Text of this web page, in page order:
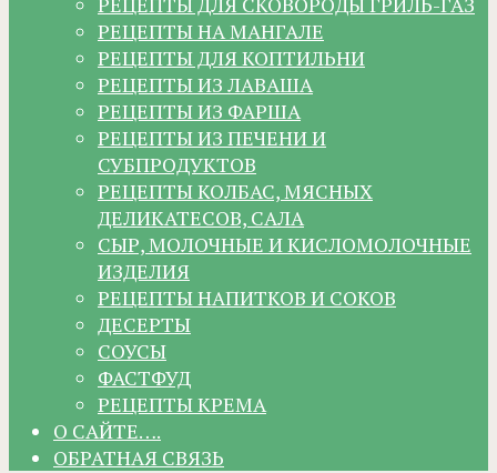
РЕЦЕПТЫ НА МАНГАЛЕ
РЕЦЕПТЫ ДЛЯ КОПТИЛЬНИ
РЕЦЕПТЫ ИЗ ЛАВАША
РЕЦЕПТЫ ИЗ ФАРША
РЕЦЕПТЫ ИЗ ПЕЧЕНИ И
СУБПРОДУКТОВ
РЕЦЕПТЫ КОЛБАС, МЯСНЫХ
ДЕЛИКАТЕСОВ, САЛА
СЫР, МОЛОЧНЫЕ И КИСЛОМОЛОЧНЫЕ
ИЗДЕЛИЯ
РЕЦЕПТЫ НАПИТКОВ И СОКОВ
ДЕСЕРТЫ
СОУСЫ
ФАСТФУД
РЕЦЕПТЫ КРЕМА
О САЙТЕ….
ОБРАТНАЯ СВЯЗЬ